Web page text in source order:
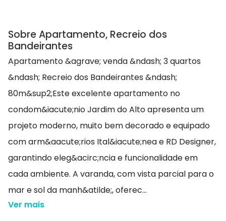
Sobre Apartamento, Recreio dos
Bandeirantes
Apartamento &agrave; venda &ndash; 3 quartos
&ndash; Recreio dos Bandeirantes &ndash;
80m&sup2;Este excelente apartamento no
condom&iacute;nio Jardim do Alto apresenta um
projeto moderno, muito bem decorado e equipado
com arm&aacute;rios Ital&iacute;nea e RD Designer,
garantindo eleg&acirc;ncia e funcionalidade em
cada ambiente. A varanda, com vista parcial para o
mar e sol da manh&atilde;, oferec...
Ver mais